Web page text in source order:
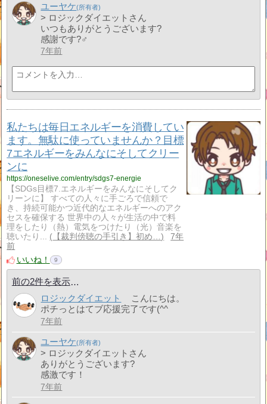
ユーヤケ
> ロジックダイエットさん
いつもありがとうございます?
感謝です?‍♂️
7年前
私たちは毎日エネルギーを消費してい
ます。無駄に使っていませんか？目標
7エネルギーをみんなにそしてクリー
ンに
https://oneselive.com/entry/sdgs7-energie
【SDGs目標7.エネルギーをみんなにそしてク
リーンに】 すべての人々に手ごろで信頼で
き、持続可能かつ近代的なエネルギーへのアク
セスを確保する 世界中の人々が生活の中で料
理をしたり（熱）電気をつけたり（光）音楽を
聴いたり...
【裁判傍聴の手引き】初め…
7年
前
いいね！
9
前の2件を表示
ロジックダイエット
こんにちは。
ポチっとはてブ応援完了です(^^ゞ
7年前
ユーヤケ
> ロジックダイエットさん
ありがとうございます?
感激です！
7年前